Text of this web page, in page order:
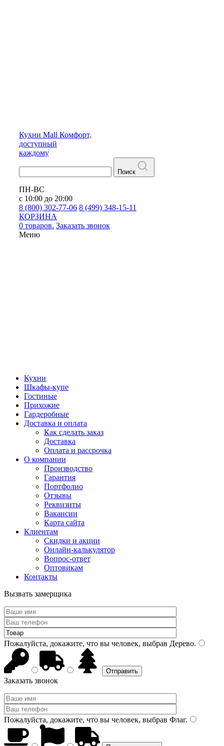
Кухни Mall Комфорт,
доступный
каждому
Поиск
ПН-ВС
с 10:00 до 20:00
8 (800) 302-77-06 8 (499) 348-15-11
КОРЗИНА
0 товаров. Заказать звонок
Меню
Кухни
Шкафы-купе
Гостиные
Прихожие
Гардеробные
Доставка и оплата
Как сделать заказ
Доставка
Оплата и рассрочка
О компании
Производство
Гарантия
Портфолио
Отзывы
Реквизиты
Вакансии
Карта сайта
Клиентам
Скидки и акции
Онлайн-калькулятор
Вопрос-ответ
Оптовикам
Контакты
Вызвать замерщика
Пожалуйста, докажите, что вы человек, выбрав Дерево.
Заказать звонок
Пожалуйста, докажите, что вы человек, выбрав Флаг.